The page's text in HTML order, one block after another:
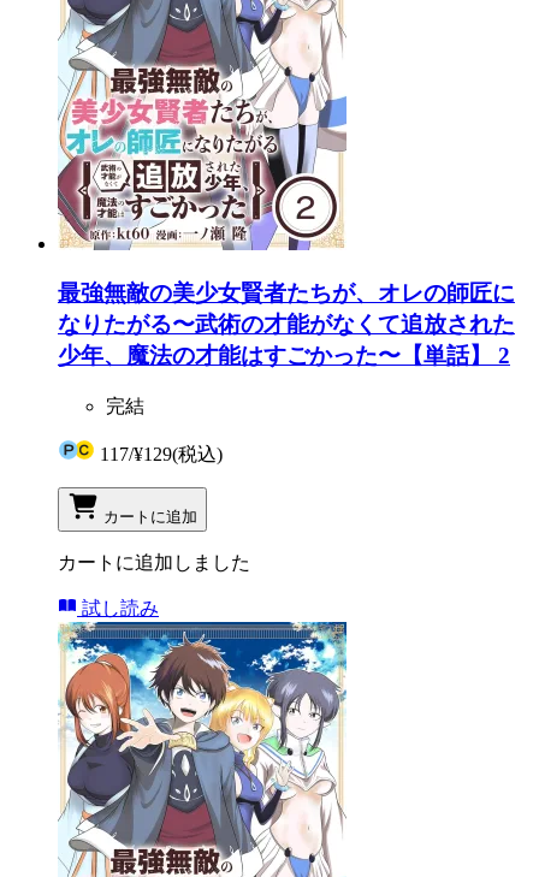
最強無敵の美少女賢者たちが、オレの師匠に
なりたがる〜武術の才能がなくて追放された
少年、魔法の才能はすごかった〜【単話】 2
完結
117/¥129(税込)
カートに追加
カートに追加しました
試し読み